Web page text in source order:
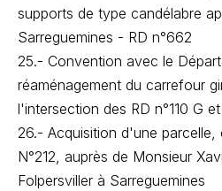
supports de type candélabre
Sarreguemines - RD n°662
25.- Convention avec le
réaménagement du carrefour
l'intersection des RD n°110 G
26.- Acquisition d'une parcelle,
N°212, auprès de Monsieur
Folpersviller à Sarreguemines